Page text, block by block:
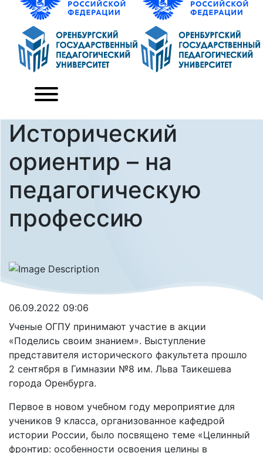
Исторический
ориентир – на
педагогическую
профессию
06.09.2022 09:06
Ученые ОГПУ принимают участие в акции
«Поделись своим знанием». Выступление
представителя исторического факультета прошло
2 сентября в Гимназии №8 им. Льва Таикешева
города Оренбурга.
Первое в новом учебном году мероприятие для
учеников 9 класса, организованное кафедрой
истории России, было посвящено теме «Целинный
фронтир: особенности освоения целины в